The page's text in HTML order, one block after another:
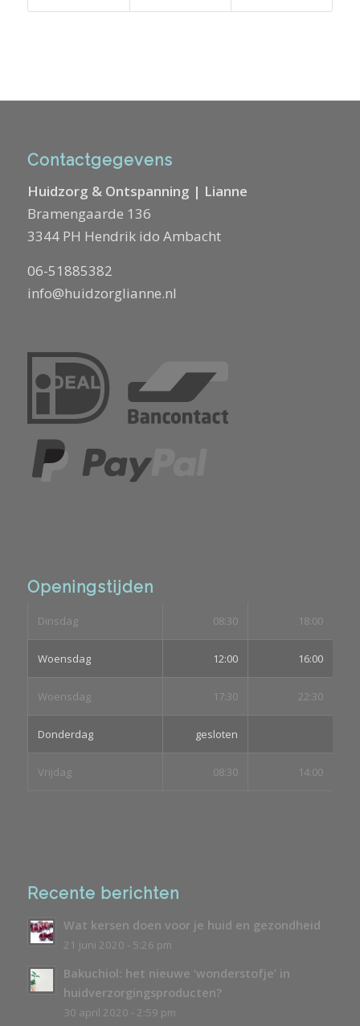
Contactgegevens
Huidzorg & Ontspanning | Lianne
Bramengaarde 136
3344 PH Hendrik ido Ambacht
06-51885382
info@huidzorglianne.nl
Openingstijden
Dinsdag 08:30 18:00
Woensdag 12:00 16:00
Woensdag 17:30 22:30
Donderdag gesloten
Vrijdag 08:30 14:00
Recente berichten
Wat kersen doen voor je huid en gezondheid
21 juni 2020 - 5:26 pm
Bakuchiol: het nieuwe ‘wonderstofje’ in
huidverzorgingsproducten?
30 april 2020 - 2:59 pm